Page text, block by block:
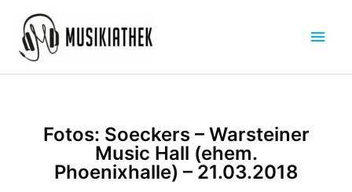
Inhalt
springen
Fotos: Soeckers – Warsteiner
Music Hall (ehem.
Phoenixhalle) – 21.03.2018